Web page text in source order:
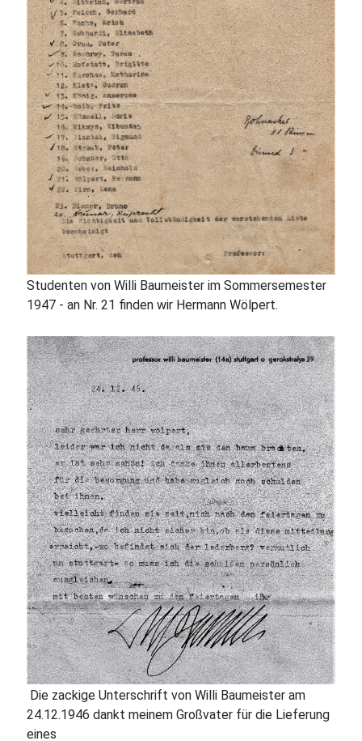
Studenten von Willi Baumeister im Sommersemester
1947 - an Nr. 21 finden wir Hermann Wölpert.
Die zackige Unterschrift von Willi Baumeister am
24.12.1946 dankt meinem Großvater für die Lieferung
eines